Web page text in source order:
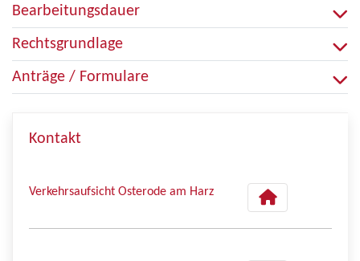
Bearbeitungsdauer
Rechtsgrundlage
Anträge / Formulare
Kontakt
Verkehrsaufsicht Osterode am Harz